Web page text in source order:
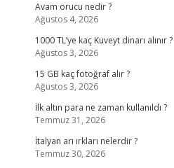
Avam orucu nedir ?
Ağustos 4, 2026
1000 TL’ye kaç Kuveyt dinarı alınır ?
Ağustos 3, 2026
15 GB kaç fotoğraf alır ?
Ağustos 3, 2026
İlk altın para ne zaman kullanıldı ?
Temmuz 31, 2026
İtalyan arı ırkları nelerdir ?
Temmuz 30, 2026